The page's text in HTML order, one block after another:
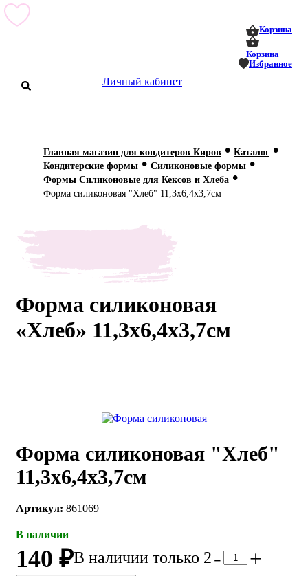
Корзина
Корзина
Избранное
Личный кабинет
О нас
Мастер-
классы
256-54-
Главная магазин для кондитеров Киров • Каталог •
Кондитерские формы • Силиконовые формы •
Формы Силиконовые для Кексов и Хлеба •
Форма силиконовая "Хлеб" 11,3х6,4x3,7см
Форма силиконовая
«Хлеб» 11,3х6,4x3,7см
Форма силиконовая "Хлеб"
11,3х6,4x3,7см
Артикул: 861069
В наличии
140 ₽В наличии только 2- +